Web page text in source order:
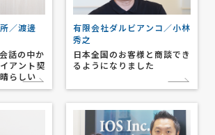
／渡邊
話の中か
アント契
らしい
有限会社ダルビアンコ／小林
秀之
日本全国のお客様と商談でき
るようになりました